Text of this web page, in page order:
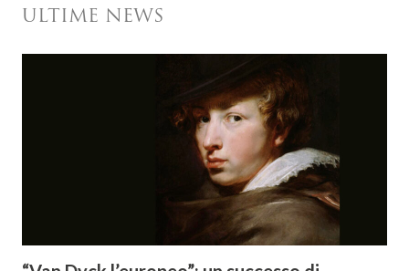
ULTIME NEWS